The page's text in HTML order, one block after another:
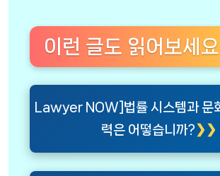
이런 글도 읽어보세요
Lawyer NOW]법률 시스템과 문
력은 어떻습니까?